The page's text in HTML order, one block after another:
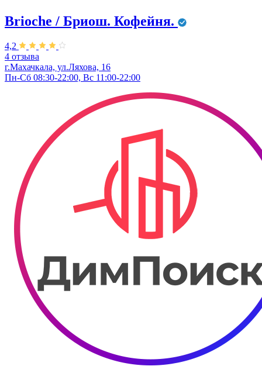
Brioche / Бриош. Кофейня.
4,2
4 отзыва
г.Махачкала, ул.Ляхова, 16
Пн-Сб 08:30-22:00, Вс 11:00-22:00